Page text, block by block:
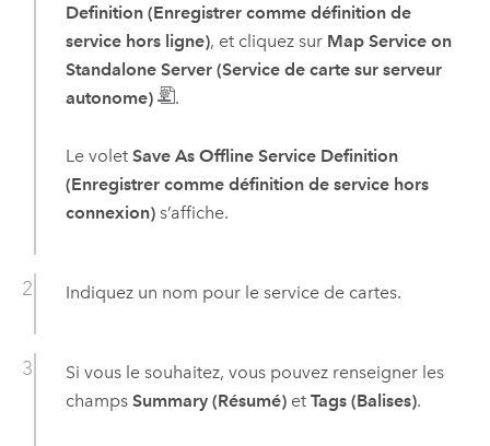
Definition (Enregistrer comme définition de
service hors ligne), et cliquez sur Map Service on
Standalone Server (Service de carte sur serveur
autonome)
.
Le volet Save As Offline Service Definition
(Enregistrer comme définition de service hors
connexion)s’affiche.
Indiquez un nom pour le service de cartes.
Si vous le souhaitez, vous pouvez renseigner les
champs Summary (Résumé)et Tags (Balises).